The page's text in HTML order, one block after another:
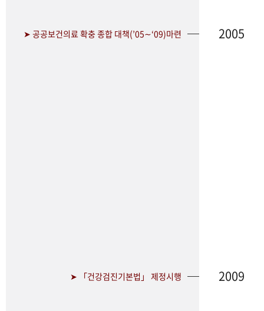
➤ 공공보건의료 확충 종합 대책(’05∼‘09)마련 2005
➤ 「건강검진기본법」 제정시행 2009